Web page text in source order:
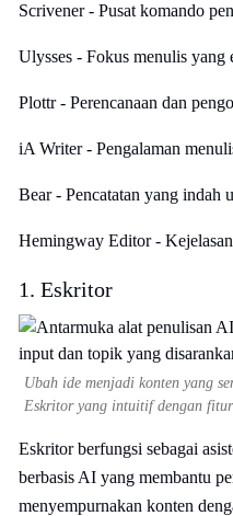
Scrivener - Pusat komando
Ulysses - Fokus menulis yang
Plottr - Perencanaan dan
iA Writer - Pengalaman
Bear - Pencatatan yang indah
Hemingway Editor -
1. Eskritor
Ubah ide menjadi konten yang
Eskritor yang intuitif dengan
Eskritor berfungsi sebagai
berbasis AI yang membantu
menyempurnakan konten